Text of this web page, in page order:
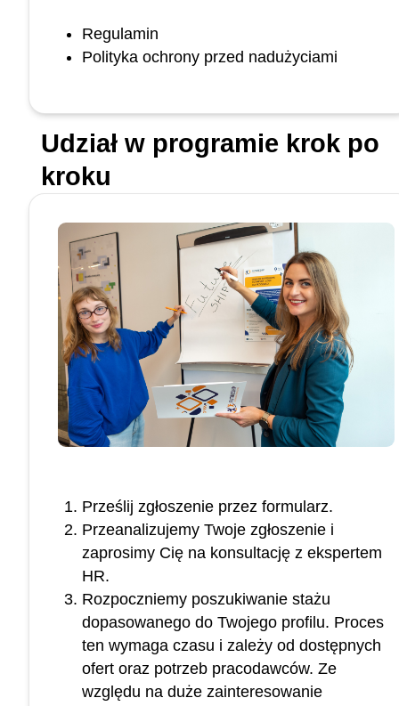
Regulamin
Polityka ochrony przed nadużyciami
Udział w programie krok po
kroku
Prześlij zgłoszenie przez formularz.
Przeanalizujemy Twoje zgłoszenie i
zaprosimy Cię na konsultację z ekspertem
HR.
Rozpoczniemy poszukiwanie stażu
dopasowanego do Twojego profilu. Proces
ten wymaga czasu i zależy od dostępnych
ofert oraz potrzeb pracodawców. Ze
względu na duże zainteresowanie